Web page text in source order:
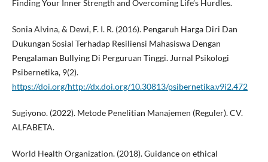
Finding Your Inner Strength and Overcoming Life’s Hurdles.
Sonia Alvina, & Dewi, F. I. R. (2016). Pengaruh Harga Diri Dan
Dukungan Sosial Terhadap Resiliensi Mahasiswa Dengan
Pengalaman Bullying Di Perguruan Tinggi. Jurnal Psikologi
Psibernetika, 9(2).
https://doi.org/http://dx.doi.org/10.30813/psibernetika.v9i2.472
Sugiyono. (2022). Metode Penelitian Manajemen (Reguler). CV.
ALFABETA.
World Health Organization. (2018). Guidance on ethical